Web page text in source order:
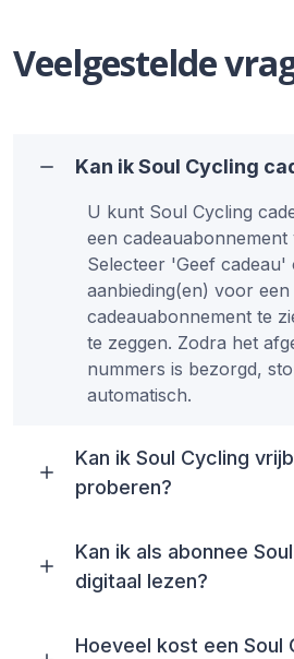
Veelgestelde
Kan ik Soul Cycling
U kunt Soul Cycling
een
Selecteer 'Geef cadeau'
aanbieding(en) voor een
cadeauabonnement te
te zeggen. Zodra het
nummers is bezorgd,
automatisch.
Kan ik Soul Cycling
proberen?
Kan ik als abonnee
digitaal lezen?
Hoeveel kost een Soul